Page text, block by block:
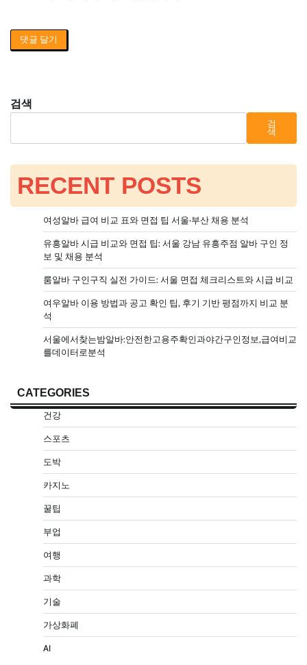
검색
검
색
RECENT POSTS
여성알바 급여 비교 표와 면접 팁 서울·부산 채용 분석
유흥알바 시급 비교와 면접 팁: 서울 강남 유흥주점 알바 구인 정
보 및 채용 분석
룸알바 구인구직 실전 가이드: 서울 면접 체크리스트와 시급 비교
여우알바 이용 방법과 공고 확인 팁, 후기 기반 평점까지 비교 분
석
서울에서찾는밤알바:안전한고용주확인과야간구인정보,급여비교
를데이터로분석
CATEGORIES
건강
스포츠
도박
카지노
꿀팁
부업
여행
과학
기술
가상화폐
AI